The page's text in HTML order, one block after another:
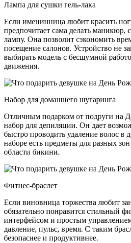
Лампа для сушки гель-лака
Если именинница любит красить
предпочитает сама делать маникюр,
лампу. Она позволит сэкономить
посещение салонов. Устройство не
выбирать модель с бесшумной
движения.
Набор для домашнего шугаринга
Отличным подарком от подруги на
набор для депиляции. Он дает
быстро проводить удаление волос в
наборе есть предметы для разных
области бикини.
Фитнес-браслет
Если виновница торжества любит
обязательно понравится стильный
интерфейсом и простым
давление, пульс, время. С таким
безопаснее и продуктивнее.